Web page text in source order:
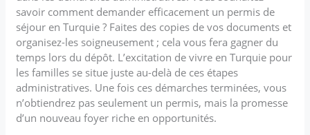
savoir comment demander efficacement un permis de
séjour en Turquie ? Faites des copies de vos documents et
organisez-les soigneusement ; cela vous fera gagner du
temps lors du dépôt. L’excitation de vivre en Turquie pour
les familles se situe juste au-delà de ces étapes
administratives. Une fois ces démarches terminées, vous
n’obtiendrez pas seulement un permis, mais la promesse
d’un nouveau foyer riche en opportunités.